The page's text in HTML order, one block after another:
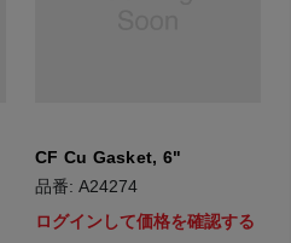
CF Cu Gasket, 6"
品番: A24274
ログインして価格を確認する